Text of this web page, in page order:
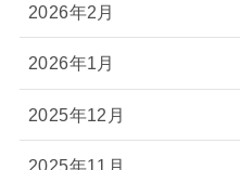
2026年2月
2026年1月
2025年12月
2025年11月